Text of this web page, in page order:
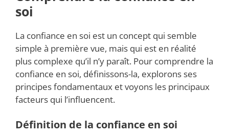
soi
La confiance en soi est un concept qui semble
simple à première vue, mais qui est en réalité
plus complexe qu’il n’y paraît. Pour comprendre la
confiance en soi, définissons-la, explorons ses
principes fondamentaux et voyons les principaux
facteurs qui l’influencent.
Définition de la confiance en soi